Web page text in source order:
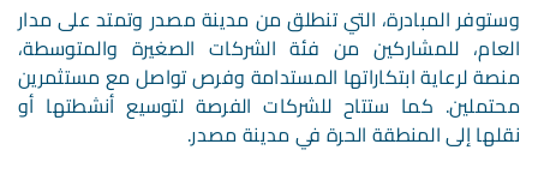
وستوفر المبادرة، التي تنطلق من مدينة مصدر وتمتد على مدار
العام، للمشاركين من فئة الشركات الصغيرة والمتوسطة،
منصة لرعاية ابتكاراتها المستدامة وفرص تواصل مع مستثمرين
محتملين. كما ستتاح للشركات الفرصة لتوسيع أنشطتها أو
نقلها إلى المنطقة الحرة في مدينة مصدر.